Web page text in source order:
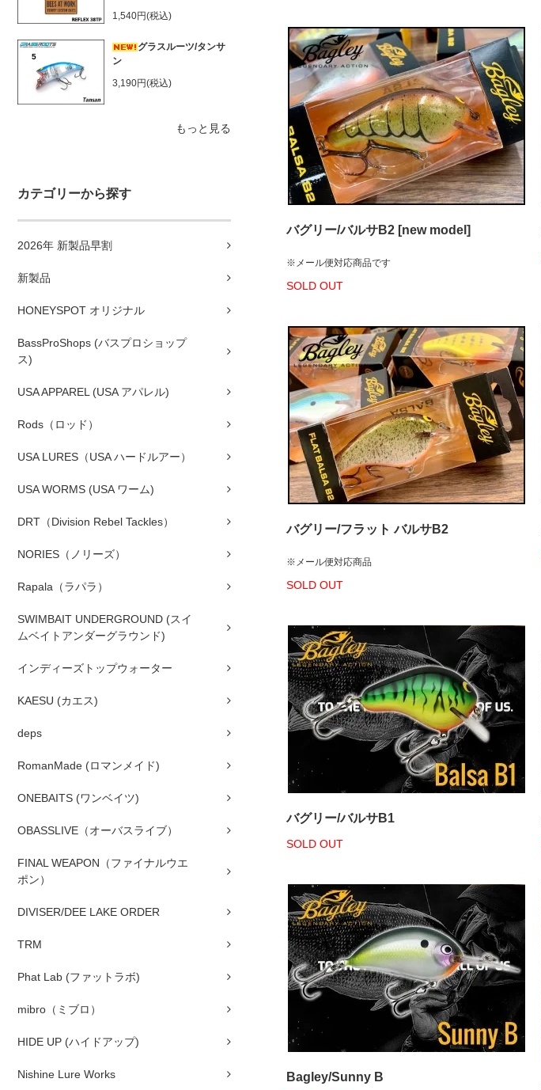
1,540円(税込)
5
グラスルーツ/タンサ
ン
3,190円(税込)
もっと見る
カテゴリーから探す
2026年 新製品早割
新製品
HONEYSPOT オリジナル
BassProShops (バスプロショップ
ス)
USA APPAREL (USA アパレル)
Rods（ロッド）
USA LURES（USA ハードルアー）
USA WORMS (USA ワーム)
DRT（Division Rebel Tackles）
NORIES（ノリーズ）
Rapala（ラパラ）
SWIMBAIT UNDERGROUND (スイ
ムベイトアンダーグラウンド)
インディーズトップウォーター
KAESU (カエス)
deps
RomanMade (ロマンメイド)
ONEBAITS (ワンベイツ)
OBASSLIVE（オーバスライブ）
FINAL WEAPON（ファイナルウエ
ポン）
DIVISER/DEE LAKE ORDER
TRM
Phat Lab (ファットラボ)
mibro（ミブロ）
HIDE UP (ハイドアップ)
Nishine Lure Works
バグリー/バルサB2 [new model]
※メール便対応商品です
SOLD OUT
バグリー/フラット バルサB2
※メール便対応商品
SOLD OUT
バグリー/バルサB1
SOLD OUT
Bagley/Sunny B